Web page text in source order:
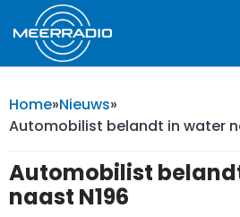
Home»Nieuws»
Automobilist belandt in water
Automobilist
naast N196